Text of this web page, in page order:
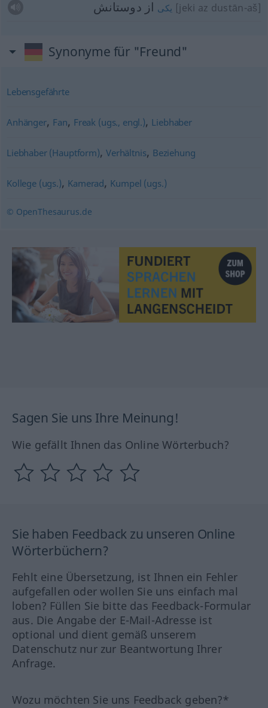
یکی از دوستانش [jeki az dustān-aš]
Synonyme für "Freund"
Lebensgefährte
Anhänger, Fan, Freak (ugs., engl.), Liebhaber
Liebhaber (Hauptform),Verhältnis, Beziehung
Kollege (ugs.), Kamerad, Kumpel (ugs.)
© OpenThesaurus.de
Sagen Sie uns Ihre Meinung!
Wie gefällt Ihnen das Online Wörterbuch?
Sie haben Feedback zu unseren Online
Wörterbüchern?
Fehlt eine Übersetzung, ist Ihnen ein Fehler
aufgefallen oder wollen Sie uns einfach mal
loben? Füllen Sie bitte das Feedback-Formular
aus. Die Angabe der E-Mail-Adresse ist
optional und dient gemäß unserem
Datenschutz nur zur Beantwortung Ihrer
Anfrage.
Wozu möchten Sie uns Feedback geben?*